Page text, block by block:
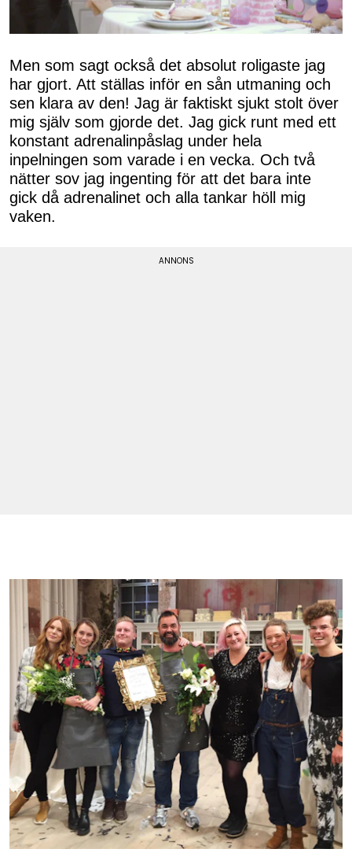
Men som sagt också det absolut roligaste jag
har gjort. Att ställas inför en sån utmaning och
sen klara av den! Jag är faktiskt sjukt stolt över
mig själv som gjorde det. Jag gick runt med ett
konstant adrenalinpåslag under hela
inpelningen som varade i en vecka. Och två
nätter sov jag ingenting för att det bara inte
gick då adrenalinet och alla tankar höll mig
vaken.